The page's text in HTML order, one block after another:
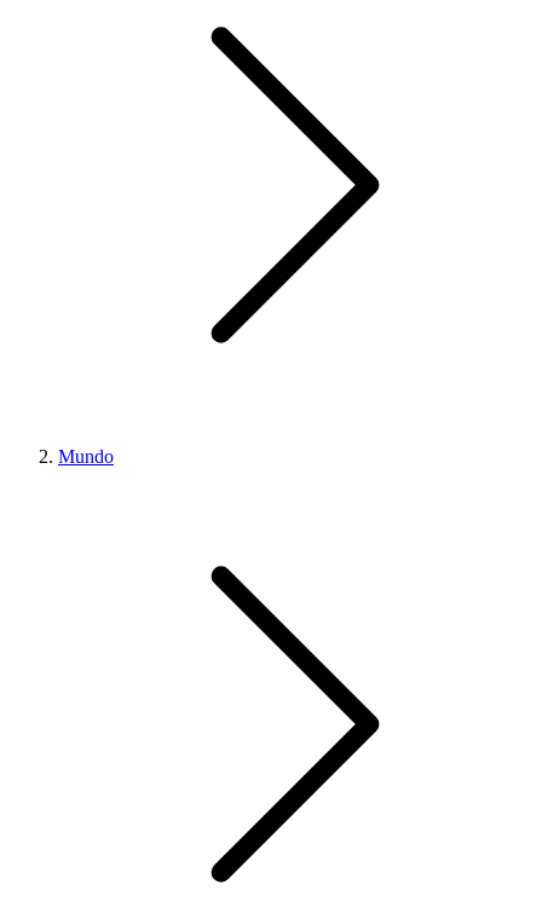
Mundo